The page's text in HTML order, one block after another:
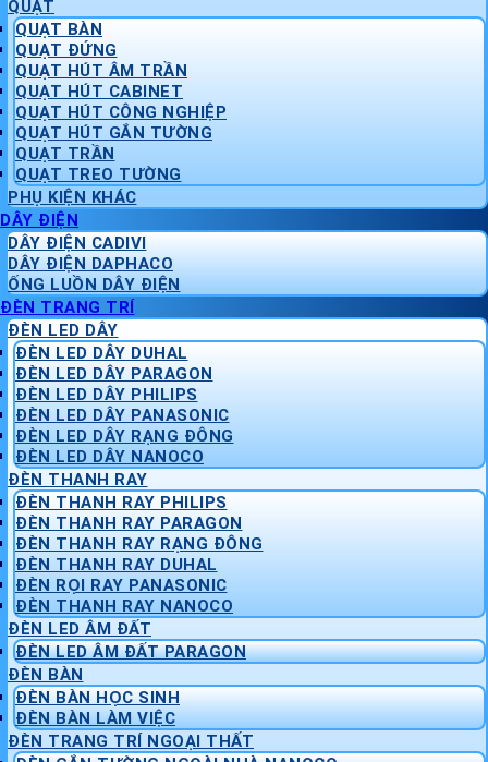
QUẠT
QUẠT BÀN
QUẠT ĐỨNG
QUẠT HÚT ÂM TRẦN
QUẠT HÚT CABINET
QUẠT HÚT CÔNG NGHIỆP
QUẠT HÚT GẮN TƯỜNG
QUẠT TRẦN
QUẠT TREO TƯỜNG
PHỤ KIỆN KHÁC
DÂY ĐIỆN
DÂY ĐIỆN CADIVI
DÂY ĐIỆN DAPHACO
ỐNG LUỒN DÂY ĐIỆN
ĐÈN TRANG TRÍ
ĐÈN LED DÂY
ĐÈN LED DÂY DUHAL
ĐÈN LED DÂY PARAGON
ĐÈN LED DÂY PHILIPS
ĐÈN LED DÂY PANASONIC
ĐÈN LED DÂY RẠNG ĐÔNG
ĐÈN LED DÂY NANOCO
ĐÈN THANH RAY
ĐÈN THANH RAY PHILIPS
ĐÈN THANH RAY PARAGON
ĐÈN THANH RAY RẠNG ĐÔNG
ĐÈN THANH RAY DUHAL
ĐÈN RỌI RAY PANASONIC
ĐÈN THANH RAY NANOCO
ĐÈN LED ÂM ĐẤT
ĐÈN LED ÂM ĐẤT PARAGON
ĐÈN BÀN
ĐÈN BÀN HỌC SINH
ĐÈN BÀN LÀM VIỆC
ĐÈN TRANG TRÍ NGOẠI THẤT